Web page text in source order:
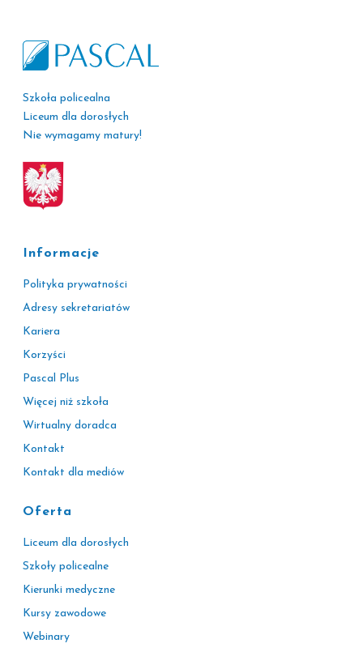
Szkoła policealna
Liceum dla dorosłych
Nie wymagamy matury!
Informacje
Polityka prywatności
Adresy sekretariatów
Kariera
Korzyści
Pascal Plus
Więcej niż szkoła
Wirtualny doradca
Kontakt
Kontakt dla mediów
Oferta
Liceum dla dorosłych
Szkoły policealne
Kierunki medyczne
Kursy zawodowe
Webinary